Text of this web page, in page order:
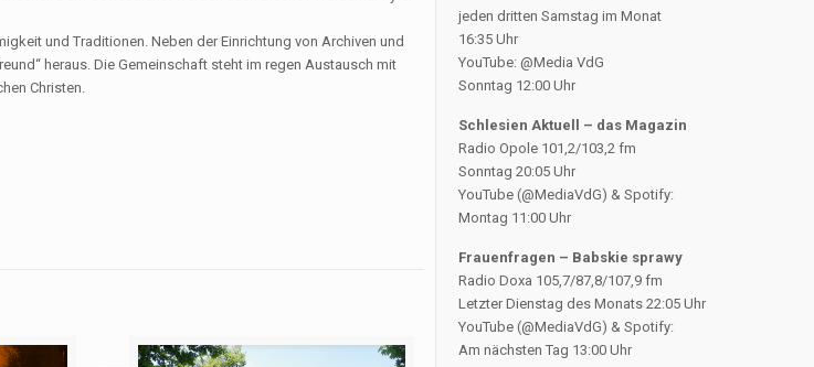
und Traditionen. Neben der Einrichtung von Archiven und
heraus. Die Gemeinschaft steht im regen Austausch mit
Christen.
jeden dritten Samstag im Monat
16:35 Uhr
YouTube: @Media VdG
Sonntag 12:00 Uhr
Schlesien Aktuell – das Magazin
Radio Opole 101,2/103,2 fm
Sonntag 20:05 Uhr
YouTube (@MediaVdG) & Spotify:
Montag 11:00 Uhr
Frauenfragen – Babskie sprawy
Radio Doxa 105,7/87,8/107,9 fm
Letzter Dienstag des Monats 22:05 Uhr
YouTube (@MediaVdG) & Spotify:
Am nächsten Tag 13:00 Uhr